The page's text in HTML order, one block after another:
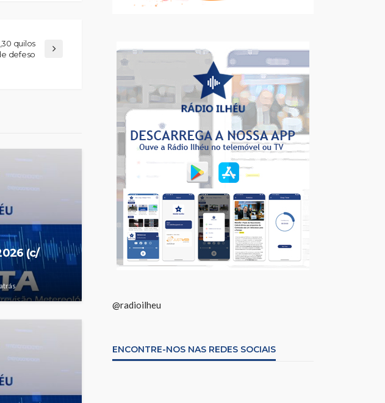
quilos
defeso
(c/
@radioilheu
ENCONTRE-NOS NAS REDES SOCIAIS